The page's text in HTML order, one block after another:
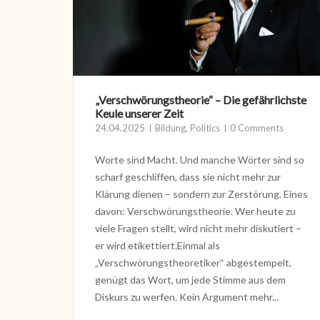
„Verschwörungstheorie“ – Die gefährlichste
Keule unserer Zeit
24.04.2025 Bildung, Politics 0 Comments
Worte sind Macht. Und manche Wörter sind so
scharf geschliffen, dass sie nicht mehr zur
Klärung dienen – sondern zur Zerstörung. Eines
davon: Verschwörungstheorie. Wer heute zu
viele Fragen stellt, wird nicht mehr diskutiert –
er wird etikettiert.Einmal als
„Verschwörungstheoretiker“ abgestempelt,
genügt das Wort, um jede Stimme aus dem
Diskurs zu werfen. Kein Argument mehr...